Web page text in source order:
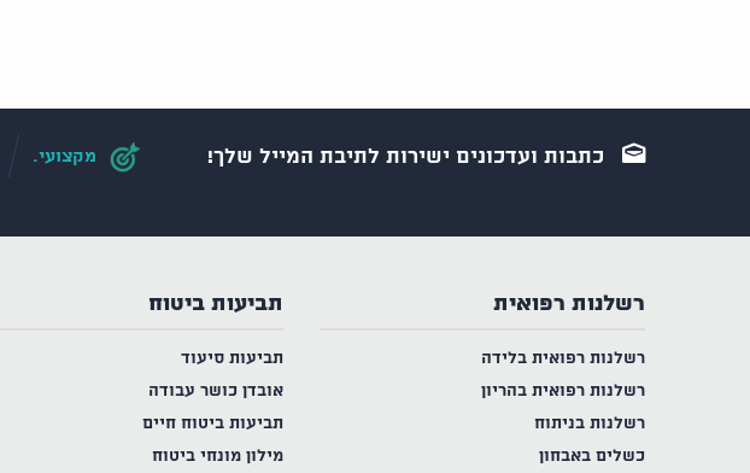
כתבות ועדכונים ישירות לתיבת המייל שלך! מקצועי.
רשלנות רפואית
רשלנות רפואית בלידה
רשלנות רפואית בהריון
רשלנות בניתוח
כשלים באבחון
תביעות ביטוח
תביעות סיעוד
אובדן כושר עבודה
תביעות ביטוח חיים
מילון מונחי ביטוח